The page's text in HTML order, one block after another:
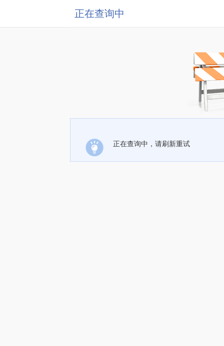
正在查询中
正在查询中，请刷新重试